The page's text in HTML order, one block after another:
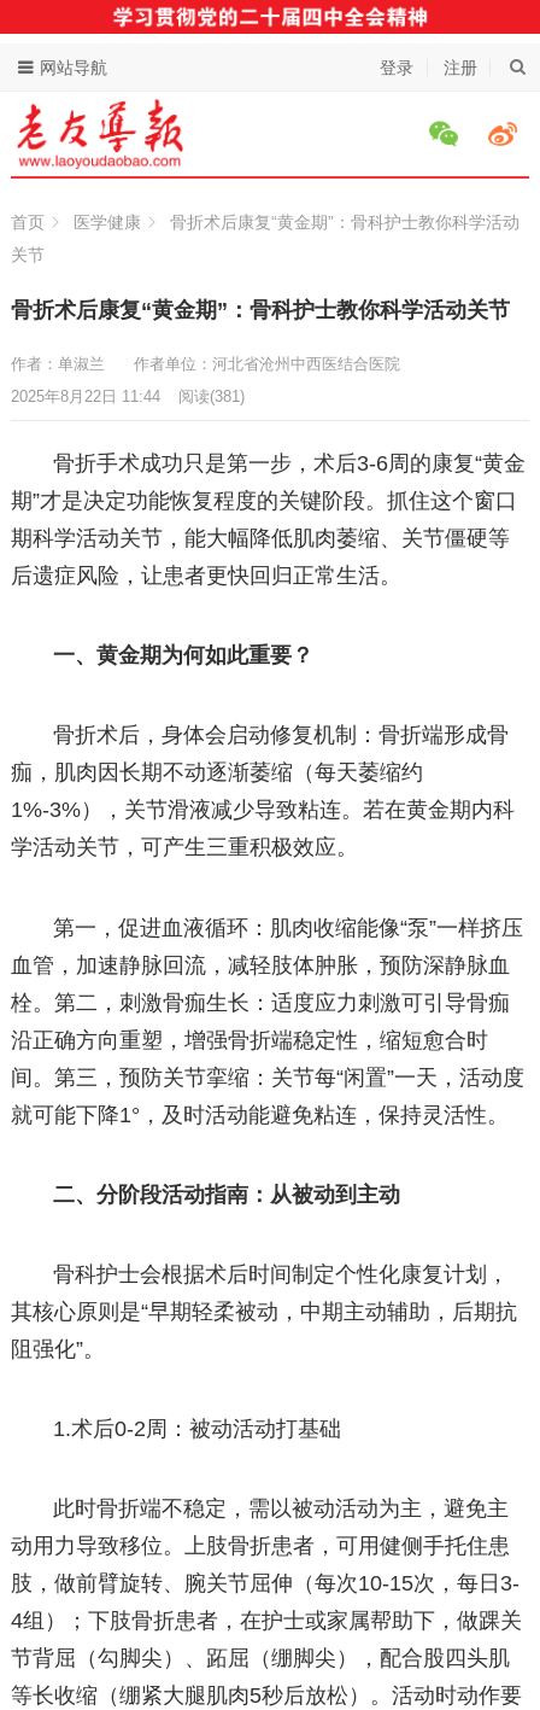
登录 注册
网站导航
首页 医学健康
骨折术后康复“黄金期”：骨科护士教你科学活动
关节
骨折术后康复“黄金期”：骨科护士教你科学活动关节
作者：单淑兰
作者单位：河北省沧州中西医结合医院
2025年8月22日 11:44
阅读(381)
骨折手术成功只是第一步，术后3-6周的康复“黄金
期”才是决定功能恢复程度的关键阶段。抓住这个窗口
期科学活动关节，能大幅降低肌肉萎缩、关节僵硬等
后遗症风险，让患者更快回归正常生活。
一、黄金期为何如此重要？
骨折术后，身体会启动修复机制：骨折端形成骨
痂，肌肉因长期不动逐渐萎缩（每天萎缩约
1%-3%），关节滑液减少导致粘连。若在黄金期内科
学活动关节，可产生三重积极效应。
第一，促进血液循环：肌肉收缩能像“泵”一样挤压
血管，加速静脉回流，减轻肢体肿胀，预防深静脉血
栓。第二，刺激骨痂生长：适度应力刺激可引导骨痂
沿正确方向重塑，增强骨折端稳定性，缩短愈合时
间。第三，预防关节挛缩：关节每“闲置”一天，活动度
就可能下降1°，及时活动能避免粘连，保持灵活性。
二、分阶段活动指南：从被动到主动
骨科护士会根据术后时间制定个性化康复计划，
其核心原则是“早期轻柔被动，中期主动辅助，后期抗
阻强化”。
1.术后0-2周：被动活动打基础
此时骨折端不稳定，需以被动活动为主，避免主
动用力导致移位。上肢骨折患者，可用健侧手托住患
肢，做前臂旋转、腕关节屈伸（每次10-15次，每日3-
4组）；下肢骨折患者，在护士或家属帮助下，做踝关
节背屈（勾脚尖）、跖屈（绷脚尖），配合股四头肌
等长收缩（绷紧大腿肌肉5秒后放松）。活动时动作要